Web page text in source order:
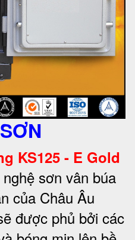
KS125 - E Gold
sơn vân búa
của Châu Âu
được phủ bởi các